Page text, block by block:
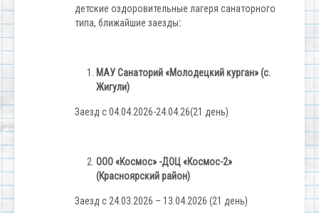
детские оздоровительные лагеря санаторного
типа, ближайшие заезды:
МАУ Санаторий «Молодецкий курган» (с.
Жигули)
Заезд с 04.04.2026-24.04.26(21 день)
ООО «Космос» -ДОЦ «Космос-2»
(Красноярский район)
Заезд с 24.03.2026 – 13.04.2026 (21 день)